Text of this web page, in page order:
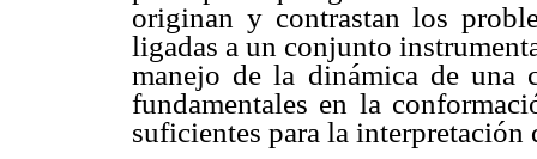
originan y contrastan los
ligadas a un conjunto
manejo de la dinámica de una
fundamentales en la
suficientes para la